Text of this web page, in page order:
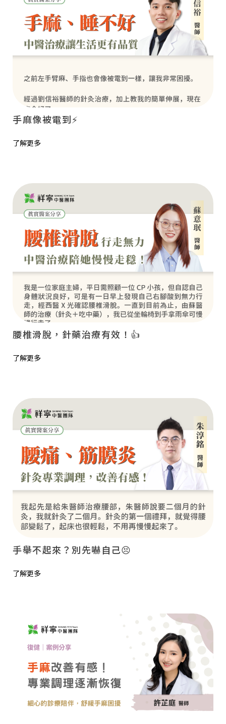
手麻像被電到⚡
了解更多
腰椎滑脫，針藥治療有效！👍
了解更多
手舉不起來？別先嚇自己😣
了解更多